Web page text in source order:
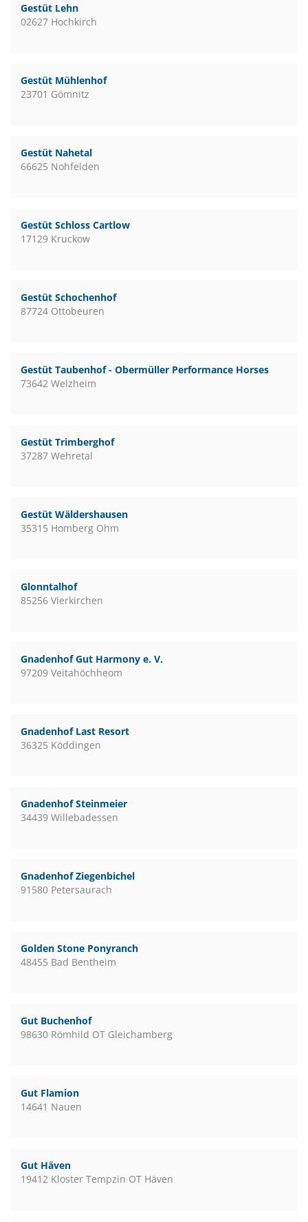
Gestüt Lehn
02627 Hochkirch
Gestüt Mühlenhof
23701 Gömnitz
Gestüt Nahetal
66625 Nohfelden
Gestüt Schloss Cartlow
17129 Kruckow
Gestüt Schochenhof
87724 Ottobeuren
Gestüt Taubenhof - Obermüller Performance Horses
73642 Welzheim
Gestüt Trimberghof
37287 Wehretal
Gestüt Wäldershausen
35315 Homberg Ohm
Glonntalhof
85256 Vierkirchen
Gnadenhof Gut Harmony e. V.
97209 Veitahöchheom
Gnadenhof Last Resort
36325 Köddingen
Gnadenhof Steinmeier
34439 Willebadessen
Gnadenhof Ziegenbichel
91580 Petersaurach
Golden Stone Ponyranch
48455 Bad Bentheim
Gut Buchenhof
98630 Römhild OT Gleichamberg
Gut Flamion
14641 Nauen
Gut Häven
19412 Kloster Tempzin OT Häven